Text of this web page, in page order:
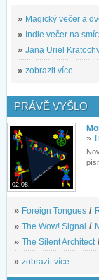
» Magický večer a
» Indie večer na
» Jana Uriel
» zobrazit více...
PRÁVĚ VYŠLO
02.08.
»
» Foreign Tongues /
» The Wow! Signal /
» The Silent Architect
» zobrazit více...